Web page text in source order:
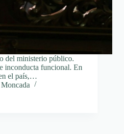
del ministerio público.
inconducta funcional. En
el país,…